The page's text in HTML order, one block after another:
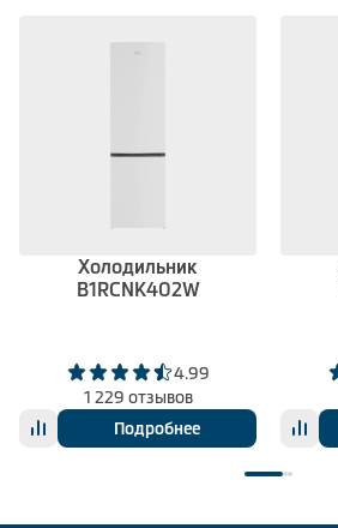
Холодильник
B1RCNK402W
4.99
1 229 отзывов
Подробнее